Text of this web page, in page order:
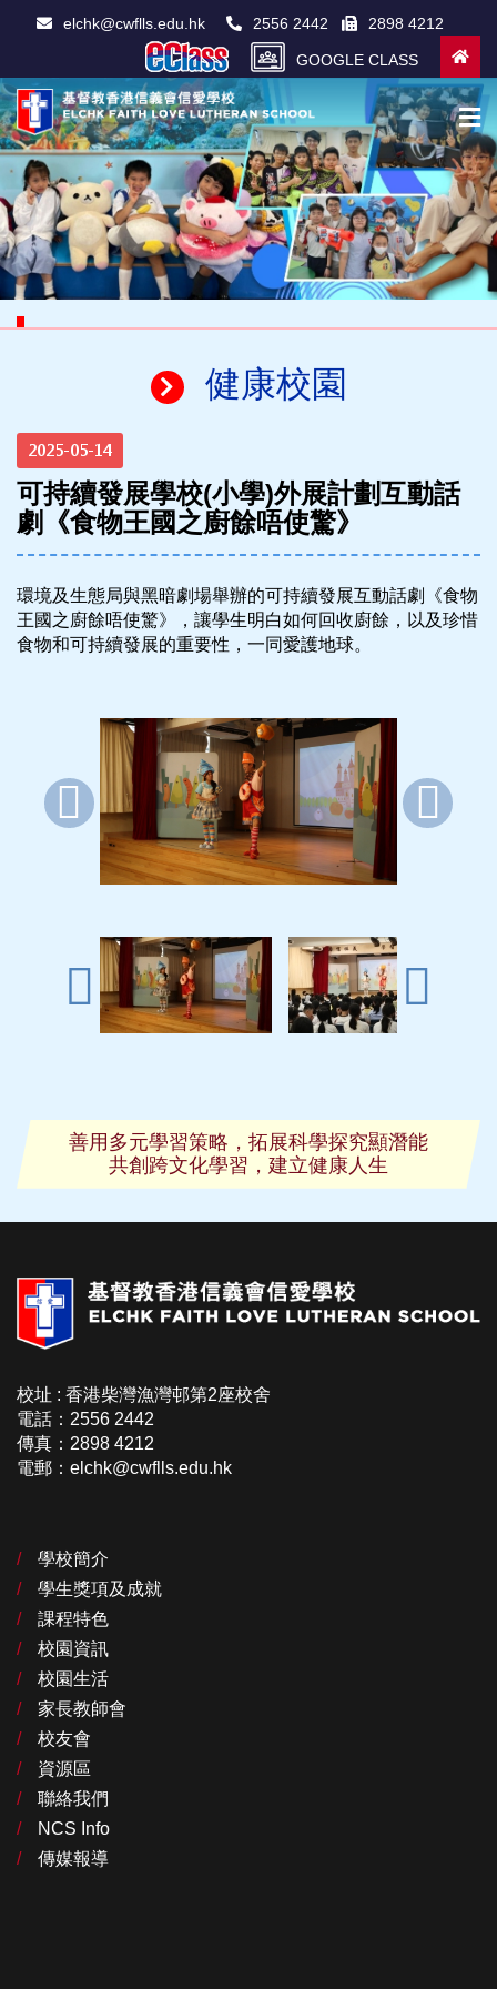
elchk@cwflls.edu.hk 2556 2442 2898 4212
GOOGLE CLASS
健康校園
2025-05-14
可持續發展學校(小學)外展計劃互動話
劇《食物王國之廚餘唔使驚》
環境及生態局與黑暗劇場舉辦的可持續發展互動話劇《食物
王國之廚餘唔使驚》，讓學生明白如何回收廚餘，以及珍惜
食物和可持續發展的重要性，一同愛護地球。
善用多元學習策略，拓展科學探究顯潛能
共創跨文化學習，建立健康人生
校址 : 香港柴灣漁灣邨第2座校舍
電話：2556 2442
傳真：2898 4212
電郵：elchk@cwflls.edu.hk
學校簡介
學生獎項及成就
課程特色
校園資訊
校園生活
家長教師會
校友會
資源區
聯絡我們
NCS Info
傳媒報導